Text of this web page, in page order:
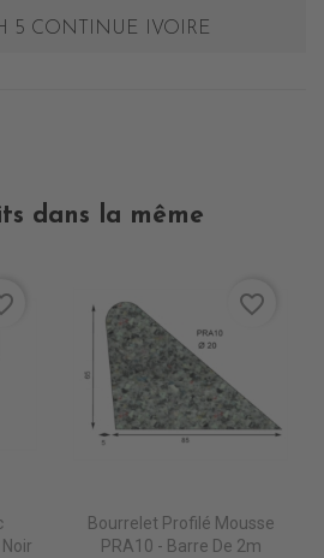
5 CONTINUE IVOIRE
dans la même
Bourrelet Profilé Mousse
PRA10 - Barre De 2m
favorite_border